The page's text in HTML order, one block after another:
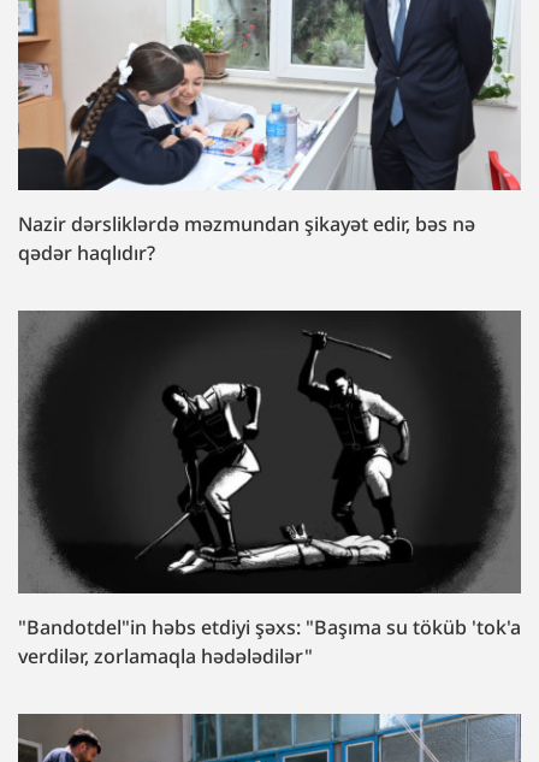
Nazir dərsliklərdə məzmundan şikayət edir, bəs nə
qədər haqlıdır?
"Bandotdel"in həbs etdiyi şəxs: "Başıma su töküb 'tok'a
verdilər, zorlamaqla hədələdilər"